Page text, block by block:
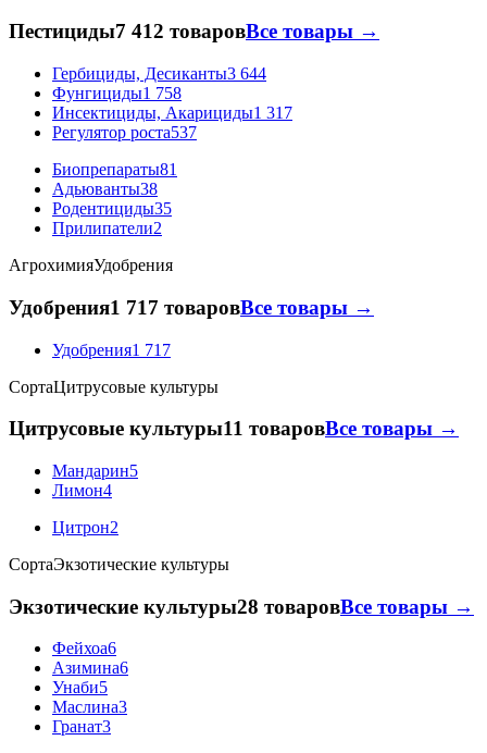
Пестициды7 412 товаровВсе товары →
Гербициды, Десиканты3 644
Фунгициды1 758
Инсектициды, Акарициды1 317
Регулятор роста537
Биопрепараты81
Адьюванты38
Родентициды35
Прилипатели2
АгрохимияУдобрения
Удобрения1 717 товаровВсе товары →
Удобрения1 717
СортаЦитрусовые культуры
Цитрусовые культуры11 товаровВсе товары →
Мандарин5
Лимон4
Цитрон2
СортаЭкзотические культуры
Экзотические культуры28 товаровВсе товары →
Фейхоа6
Азимина6
Унаби5
Маслина3
Гранат3